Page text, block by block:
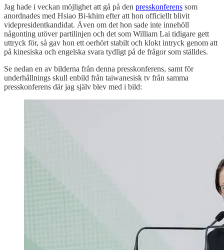
Jag hade i veckan möjlighet att gå på den presskonferens som
anordnades med Hsiao Bi-khim efter att hon officiellt blivit
videpresidentkandidat. Även om det hon sade inte innehöll
någonting utöver partilinjen och det som William Lai tidigare gett
uttryck för, så gav hon ett oerhört stabilt och klokt intryck genom att
på kinesiska och engelska svara tydligt på de frågor som ställdes.
Se nedan en av bilderna från denna presskonferens, samt för
underhållnings skull enbild från taiwanesisk tv från samma
presskonferens där jag själv blev med i bild: